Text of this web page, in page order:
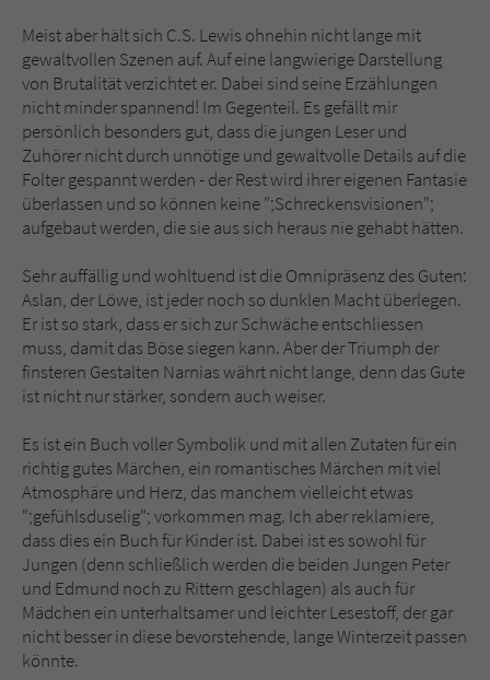
Meist aber hält sich C.S. Lewis ohnehin nicht lange mit
gewaltvollen Szenen auf. Auf eine langwierige Darstellung
von Brutalität verzichtet er. Dabei sind seine Erzählungen
nicht minder spannend! Im Gegenteil. Es gefällt mir
persönlich besonders gut, dass die jungen Leser und
Zuhörer nicht durch unnötige und gewaltvolle Details auf die
Folter gespannt werden - der Rest wird ihrer eigenen Fantasie
überlassen und so können keine ";Schreckensvisionen";
aufgebaut werden, die sie aus sich heraus nie gehabt hätten.
Sehr auffällig und wohltuend ist die Omnipräsenz des Guten:
Aslan, der Löwe, ist jeder noch so dunklen Macht überlegen.
Er ist so stark, dass er sich zur Schwäche entschliessen
muss, damit das Böse siegen kann. Aber der Triumph der
finsteren Gestalten Narnias währt nicht lange, denn das Gute
ist nicht nur stärker, sondern auch weiser.
Es ist ein Buch voller Symbolik und mit allen Zutaten für ein
richtig gutes Märchen, ein romantisches Märchen mit viel
Atmosphäre und Herz, das manchem vielleicht etwas
";gefühlsduselig"; vorkommen mag. Ich aber reklamiere,
dass dies ein Buch für Kinder ist. Dabei ist es sowohl für
Jungen (denn schließlich werden die beiden Jungen Peter
und Edmund noch zu Rittern geschlagen) als auch für
Mädchen ein unterhaltsamer und leichter Lesestoff, der gar
nicht besser in diese bevorstehende, lange Winterzeit passen
könnte.